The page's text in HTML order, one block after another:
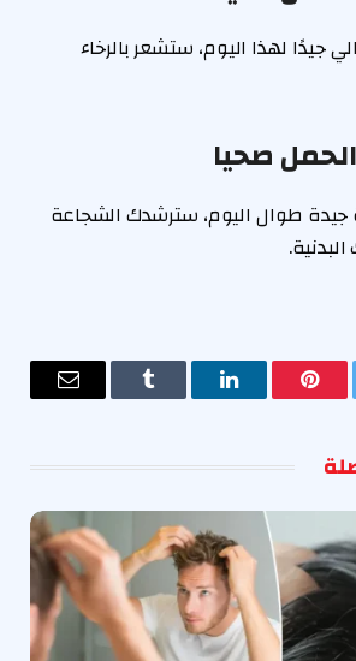
جيدًا لهذا اليوم، ستشعر بالرخاء
صحيا
جيدة طوال اليوم، سترشدك الشجاعة
بينتيريستلينكدإن Tumblr
البريد